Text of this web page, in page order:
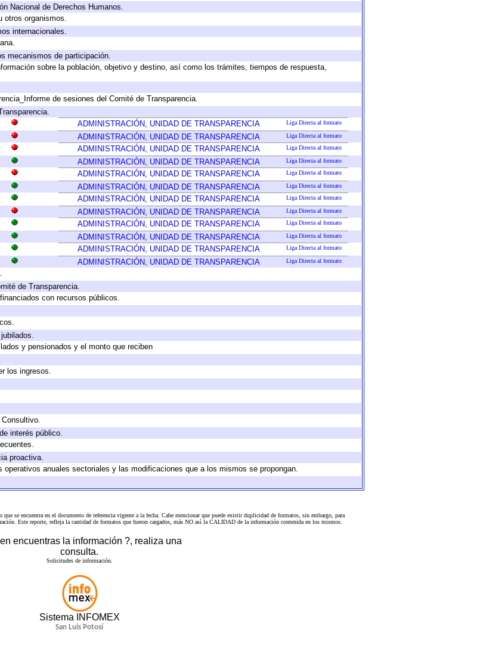
Nacional de Derechos Humanos.
otros organismos.
internacionales.
mecanismos de participación.
sobre la población, objetivo y destino, así como los trámites, tiempos de respuesta,
de sesiones del Comité de Transparencia.
ADMINISTRACIÓN, UNIDAD DE TRANSPARENCIA Liga Directa al formato
ADMINISTRACIÓN, UNIDAD DE TRANSPARENCIA Liga Directa al formato
ADMINISTRACIÓN, UNIDAD DE TRANSPARENCIA Liga Directa al formato
ADMINISTRACIÓN, UNIDAD DE TRANSPARENCIA Liga Directa al formato
ADMINISTRACIÓN, UNIDAD DE TRANSPARENCIA Liga Directa al formato
ADMINISTRACIÓN, UNIDAD DE TRANSPARENCIA Liga Directa al formato
ADMINISTRACIÓN, UNIDAD DE TRANSPARENCIA Liga Directa al formato
ADMINISTRACIÓN, UNIDAD DE TRANSPARENCIA Liga Directa al formato
ADMINISTRACIÓN, UNIDAD DE TRANSPARENCIA Liga Directa al formato
ADMINISTRACIÓN, UNIDAD DE TRANSPARENCIA Liga Directa al formato
ADMINISTRACIÓN, UNIDAD DE TRANSPARENCIA Liga Directa al formato
ADMINISTRACIÓN, UNIDAD DE TRANSPARENCIA Liga Directa al formato
de Transparencia.
con recursos públicos.
y pensionados y el monto que reciben
los ingresos.
interés público.
proactiva.
anuales sectoriales y las modificaciones que a los mismos se propongan.
se encuentra en el documento de referenciavigente a la fecha. Cabe mencionar que puede existir duplicidad de formatos, sin embargo, para
Este reporte, refleja la cantidad de formatos que fueron cargados, más NO así la CALIDAD de la información contenida en los mismos.
encuentras la información ?, realiza una
consulta.
Solicitudes de información.
Sistema INFOMEX
San Luis Potosí